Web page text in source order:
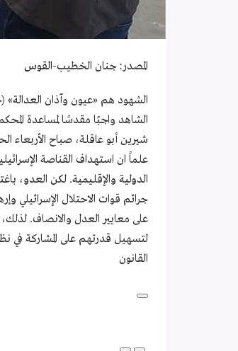
المصدر: جنان الخطيب-القوس
الشهود هم «عيون وآذان العدالة»
الشاهد واجبًا مقدسًا لمساعدة
علماً ان استهداف القناصة
الدولية والإقليمية. لكن العدو،
جرائم قوات الاحتلال الإسرائيلي
على معايير العدل والانصاف. لذلك،
لتسهيل قدرتهم على المشاركة في
القانون